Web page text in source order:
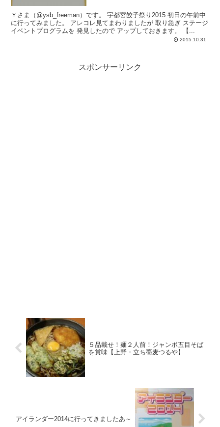
Ｙさま（@ysb_freeman）です。 宇都宮餃子祭り2015 初日の午前中
に行ってみました。 アレコレ見てまわりましたが 取り急ぎ ステージ
イベントプログラムを 発見したので アップしておきます。 【...
2015.10.31
スポンサーリンク
５品載せ！麺２人前！ジャンボ五目そば
を賞味【上野・立ち蕎麦つるや】
アイランダー2014に行ってきましたあ～